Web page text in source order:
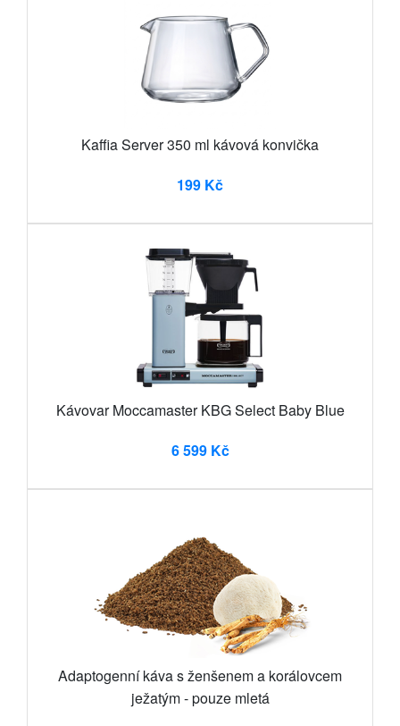
Kaffia Server 350 ml kávová konvička
199 Kč
Kávovar Moccamaster KBG Select Baby Blue
6 599 Kč
Adaptogenní káva s ženšenem a korálovcem
ježatým - pouze mletá